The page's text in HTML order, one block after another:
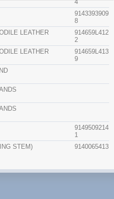
4
9143393909
8
LEATHER
914659L412
2
LEATHER
914659L413
9
9149509214
1
STEM) 9140065413